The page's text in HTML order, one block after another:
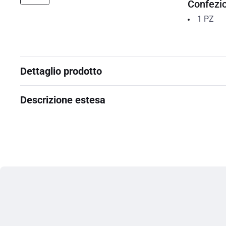
1 PZ
Dettaglio prodotto
Descrizione estesa